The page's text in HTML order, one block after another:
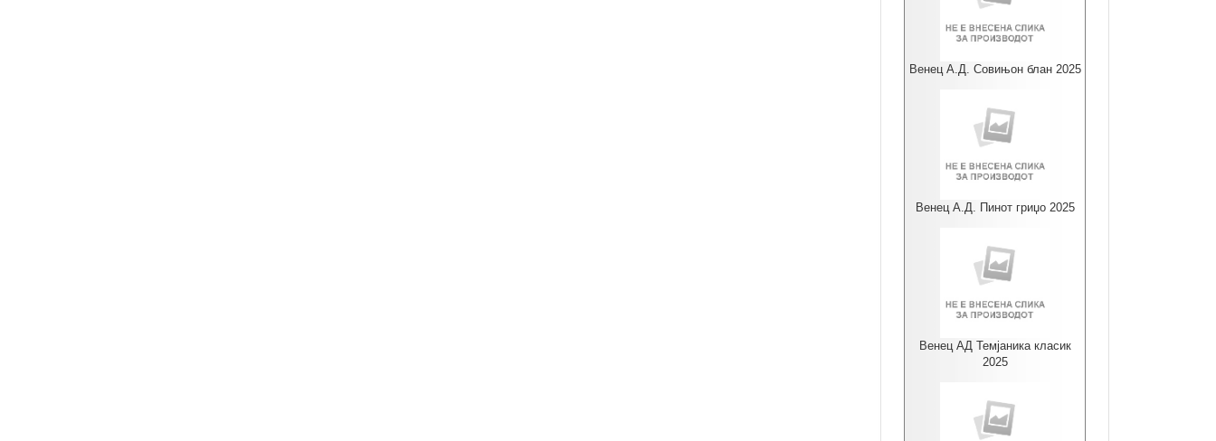
Венец А.Д. Совињон блан 2025
Венец А.Д. Пинот гриџо 2025
Венец АД Темјаника класик
2025